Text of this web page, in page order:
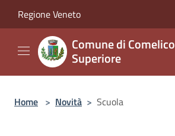
Regione Veneto
Comune di Comelico
Superiore
Home > Novità > Scuola